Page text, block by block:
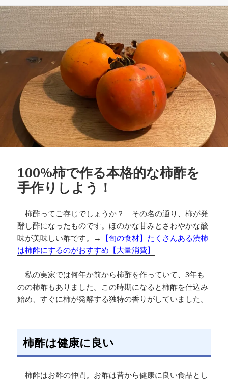
日:
ゴ
リ
ー
100%柿で作る本格的な柿酢を
手作りしよう！
柿酢ってご存じでしょうか？ その名の通り、柿が発
酵し酢になったものです。ほのかな甘みとさわやかな酸
味が美味しい酢です。→ 【旬の食材】たくさんある渋柿
は柿酢にするのがおすすめ【大量消費】
私の実家では何年か前から柿酢を作っていて、3年も
のの柿酢もありました。この時期になると柿酢を仕込み
始め、すぐに柿が発酵する独特の香りがしていました。
柿酢は健康に良い
柿酢はお酢の仲間。お酢は昔から健康に良い食品とし